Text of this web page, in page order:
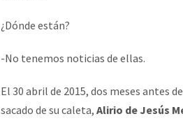
¿Dónde están?
-No tenemos noticias de ellas.
El 30 abril de 2015, dos meses antes
sacado de su caleta, Alirio de Jesús